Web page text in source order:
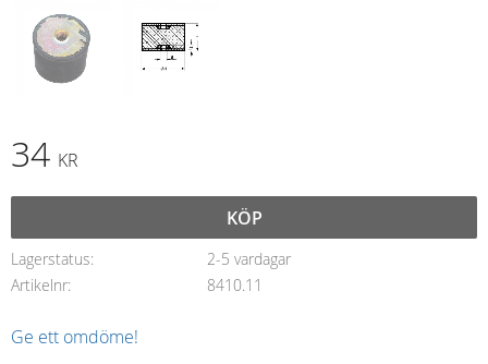
34 KR
KÖP
Lagerstatus
2-5 vardagar
Artikelnr
8410.11
Ge ett omdöme!